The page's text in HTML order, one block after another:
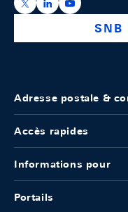
https://x.com/
https://https://
SNB
Adresse postale &
Accès rapides
Informations pour
Portails